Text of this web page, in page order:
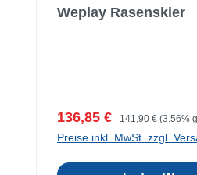
Weplay Rasenskier
Verkaufspreis:
136,85 € Regulärer Preis:
141,90 € (3.56%
Preise inkl. MwSt. zzgl.